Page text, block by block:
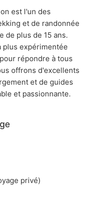
est l'un des
et de randonnée
de plus de 15 ans.
plus expérimentée
répondre à tous
offrons d'excellents
et de guides
et passionnante.
privé)